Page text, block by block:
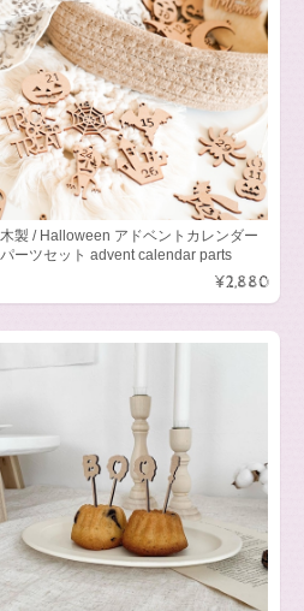
木製 / Halloween アドベントカレンダー
パーツセット advent calendar parts
¥2,880